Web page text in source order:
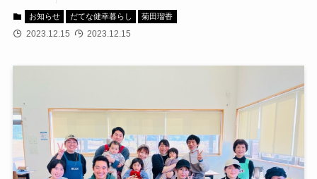
お知らせ だてな健幸暮らし 菊田瑠香
2023.12.15 2023.12.15